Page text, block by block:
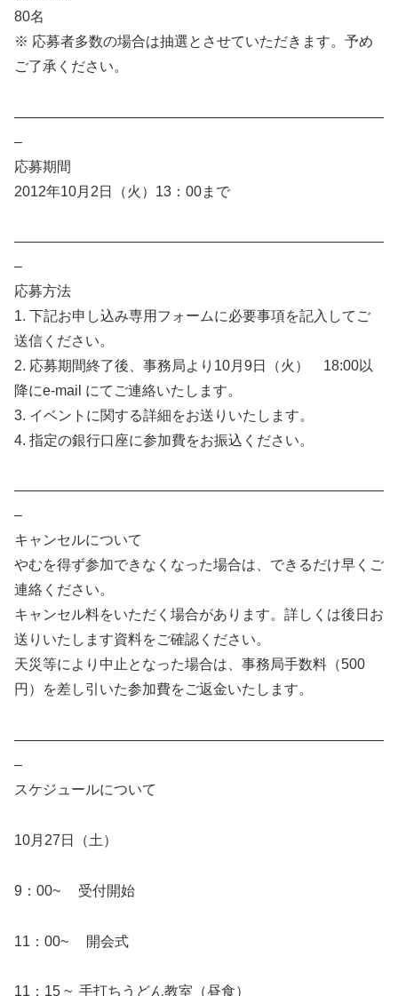
80名
※ 応募者多数の場合は抽選とさせていただきます。予め
ご了承ください。
——————————————————————————
–
応募期間
2012年10月2日（火）13：00まで
——————————————————————————
–
応募方法
1. 下記お申し込み専用フォームに必要事項を記入してご
送信ください。
2. 応募期間終了後、事務局より10月9日（火） 18:00以
降にe-mail にてご連絡いたします。
3. イベントに関する詳細をお送りいたします。
4. 指定の銀行口座に参加費をお振込ください。
——————————————————————————
–
キャンセルについて
やむを得ず参加できなくなった場合は、できるだけ早くご
連絡ください。
キャンセル料をいただく場合があります。詳しくは後日お
送りいたします資料をご確認ください。
天災等により中止となった場合は、事務局手数料（500
円）を差し引いた参加費をご返金いたします。
——————————————————————————
–
スケジュールについて
10月27日（土）
9：00~ 受付開始
11：00~ 開会式
11：15 ~ 手打ちうどん教室（昼食）